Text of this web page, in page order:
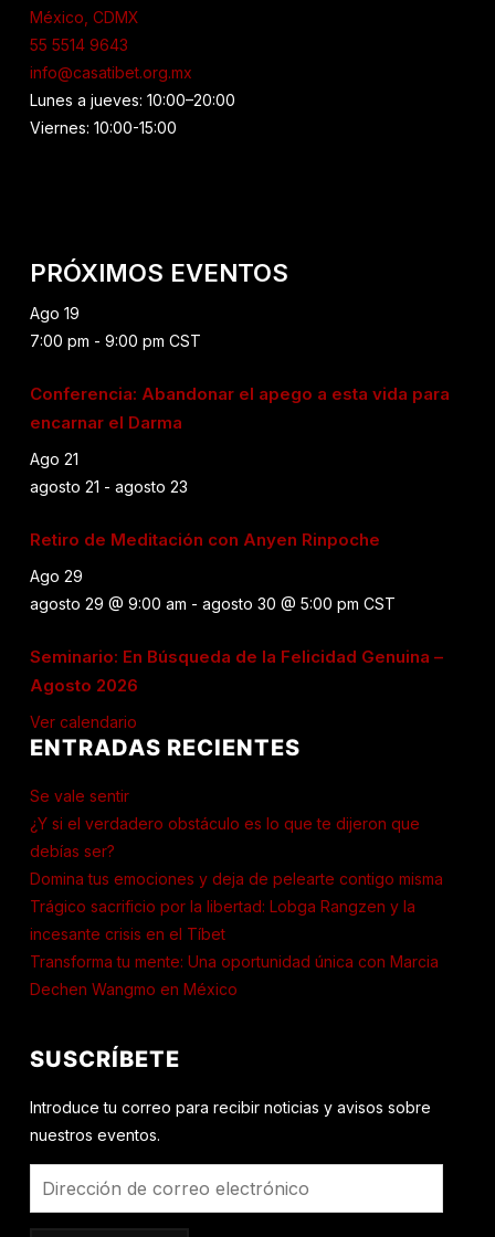
México, CDMX
55 5514 9643
info@casatibet.org.mx
Lunes a jueves: 10:00–20:00
Viernes: 10:00-15:00
PRÓXIMOS EVENTOS
Ago 19
7:00 pm - 9:00 pm CST
Conferencia: Abandonar el apego a esta vida para
encarnar el Darma
Ago 21
agosto 21 - agosto 23
Retiro de Meditación con Anyen Rinpoche
Ago 29
agosto 29 @ 9:00 am - agosto 30 @ 5:00 pm CST
Seminario: En Búsqueda de la Felicidad Genuina –
Agosto 2026
Ver calendario
ENTRADAS RECIENTES
Se vale sentir
¿Y si el verdadero obstáculo es lo que te dijeron que
debías ser?
Domina tus emociones y deja de pelearte contigo misma
Trágico sacrificio por la libertad: Lobga Rangzen y la
incesante crisis en el Tíbet
Transforma tu mente: Una oportunidad única con Marcia
Dechen Wangmo en México
SUSCRÍBETE
Introduce tu correo para recibir noticias y avisos sobre
nuestros eventos.
correo